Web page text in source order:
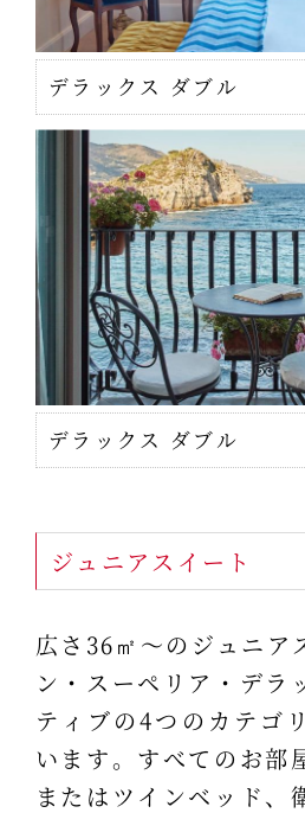
デラックス ダブル
デラックス ダブル
ジュニアスイート
広さ36㎡～のジュニア
ン・スーペリア・デラ
ティブの4つのカテゴ
います。すべてのお部
またはツインベッド、